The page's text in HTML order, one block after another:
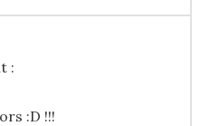
:
:D !!!